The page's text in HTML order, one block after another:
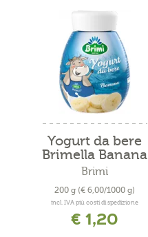
Yogurt da bere
Brimella Banana
Brimi
200 g (€ 6,00/1000 g)
incl. IVA più costi di spedizione
€ 1,20